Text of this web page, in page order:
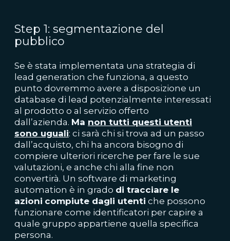
Step 1: segmentazione del
pubblico
Se è stata implementata una strategia di
lead generation che funziona, a questo
punto dovremmo avere a disposizione un
database di lead potenzialmente interessati
al prodotto o al servizio offerto
dall’azienda. Ma non tutti questi utenti
sono uguali: ci sarà chi si trova ad un passo
dall’acquisto, chi ha ancora bisogno di
compiere ulteriori ricerche per fare le sue
valutazioni, e anche chi alla fine non
convertirà. Un software di marketing
automation è in grado di tracciare le
azioni compiute dagli utenti che possono
funzionare come identificatori per capire a
quale gruppo appartiene quella specifica
persona.